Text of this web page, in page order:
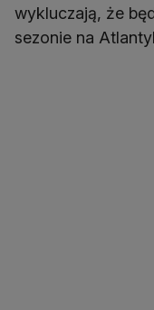
wykluczają, że
sezonie na